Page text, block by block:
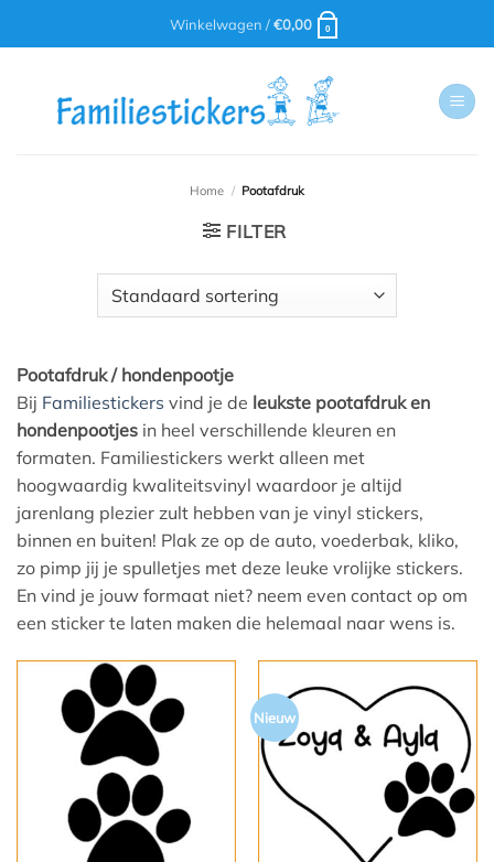
Winkelwagen /€0,00 0
Home / Pootafdruk
FILTER
Pootafdruk / hondenpootje
Bij Familiestickers vind je de leukste pootafdruk en
hondenpootjes in heel verschillende kleuren en
formaten. Familiestickers werkt alleen met
hoogwaardig kwaliteitsvinyl waardoor je altijd
jarenlang plezier zult hebben van je vinyl stickers,
binnen en buiten! Plak ze op de auto, voederbak, kliko,
zo pimp jij je spulletjes met deze leuke vrolijke stickers.
En vind je jouw formaat niet? neem even contact op om
een sticker te laten maken die helemaal naar wens is.
Nieuw